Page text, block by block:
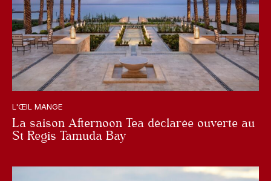
L'ŒIL MANGE
La saison Afternoon Tea déclarée ouverte au
St Regis Tamuda Bay